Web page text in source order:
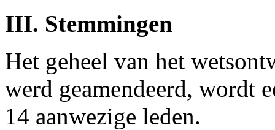
III. Stemmingen
Het geheel van het
werd geamendeerd, wordt
14 aanwezige leden.